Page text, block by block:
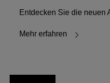
Entdecken Sie die neuen
Mehr erfahren